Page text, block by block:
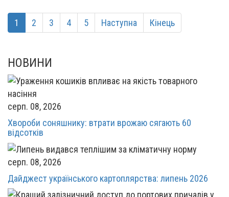
1 2 3 4 5 Наступна Кінець
НОВИНИ
серп. 08, 2026
Хвороби соняшнику: втрати врожаю сягають 60
відсотків
серп. 08, 2026
Дайджест українського картоплярства: липень 2026